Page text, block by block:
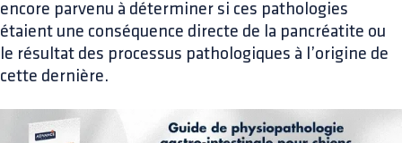
encore parvenu à déterminer si ces pathologies
étaient une conséquence directe de la pancréatite ou
le résultat des processus pathologiques à l’origine de
cette dernière.